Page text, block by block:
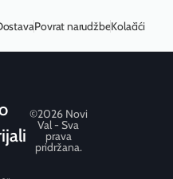
Povrat narudžbeKolačići
©2026 Novi
Val - Sva
prava
pridržana.